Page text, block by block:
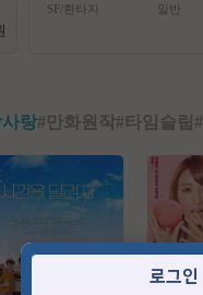
021년 작품)
SF/환타지 일반
랑#만화원작#타임슬립 #
로그인